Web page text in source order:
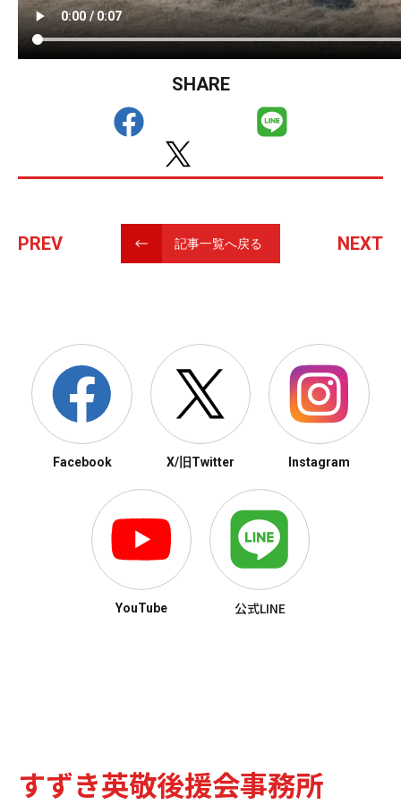
SHARE
PREV 記事一覧へ戻る NEXT
Facebook X/旧Twitter Instagram
YouTube 公式LINE
すずき英敬後援会事務所